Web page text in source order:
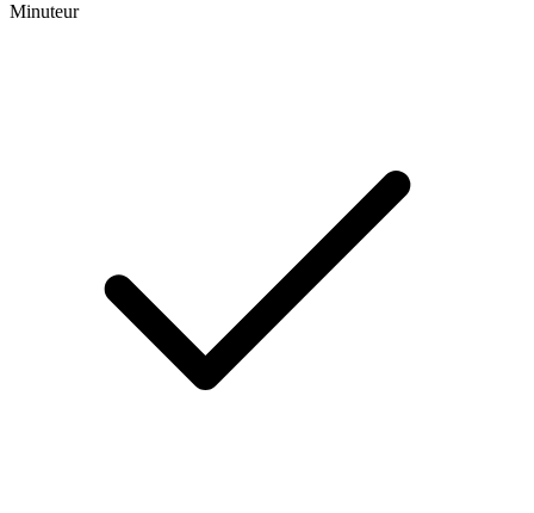
Minuteur